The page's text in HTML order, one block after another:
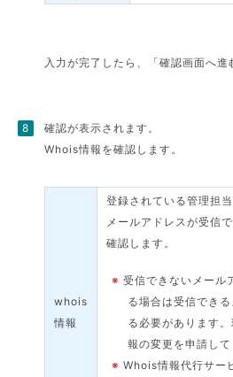
入力が完了したら、「確認画面へ進
確認が表示されます。
Whois情報を確認します。
whois
情報
登録されている管理担
メールアドレスが受信
確認します。
※受信できないメール
る場合は受信でき
る必要があります
報の変更を申請して
※Whois情報代行サー